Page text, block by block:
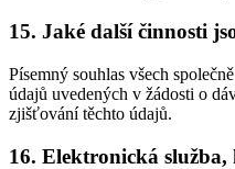
15. Jaké další činnosti
Písemný souhlas všech
údajů uvedených v žádosti o
zjišťování těchto údajů.
16. Elektronická služba,